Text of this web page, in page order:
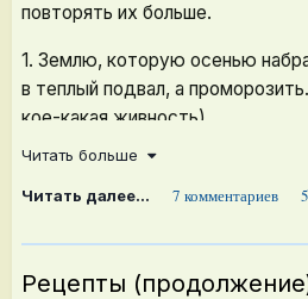
После стрижки
3 мая проливала цветы
Нутрисолом, и капусточке
18 мая высадили 61 корень и 19
сдохшие. Вот тут-то и было
прижились ВСЕ 100%. Поэтому
повторять их больше.
1. Землю, которую осенью
в теплый подвал, а
кое-какая живность).
2. Своя земля жирная и
тяжело. Смешивать с каким-
Читать больше
Читать далее... 7 комментариев
Рецепты